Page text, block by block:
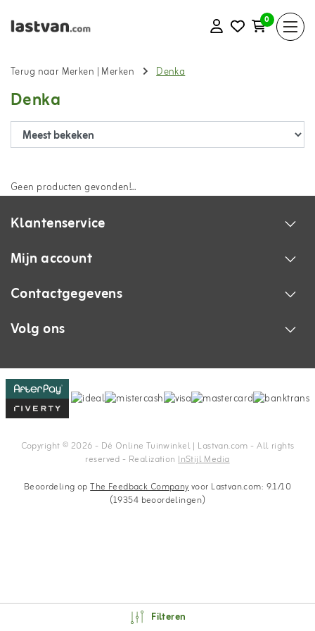
0
Terug naar Merken | Merken Denka
Denka
Geen producten gevonden!...
Klantenservice
Mijn account
Contactgegevens
Volg ons
Copyright © 2026 - Dé Online Tuinwinkel | Lastvan.com‎ - All rights
reserved - RealizationInStijl Media
Filteren
Beoordeling opThe Feedback Companyvoor Lastvan.com: 9.1/10
(19354 beoordelingen)